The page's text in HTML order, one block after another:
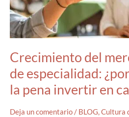
Crecimiento del
de especialidad:
la pena invertir en
Deja un comentario / BLOG,Cultura